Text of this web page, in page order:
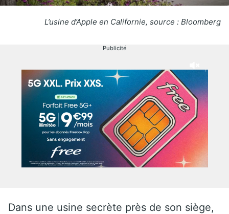
L’usine d’Apple en Californie, source : Bloomberg
Publicité
Dans une usine secrète près de son siège,